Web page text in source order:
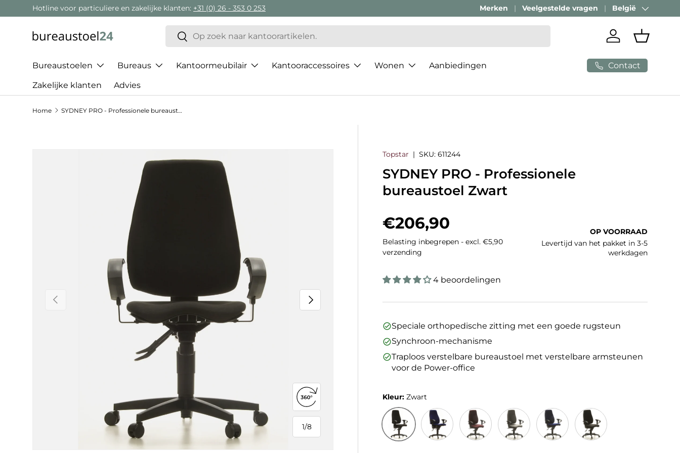
Ga naar inhoud
Hotline voor particuliere en zakelijke klanten: +31 (0) 26 - 353 0 253 Merken Veelgestelde vragen Land/Regio
België
Zoeken
Zoeken
InloggenMandje
Bureaustoelen Bureaus Kantoormeubilair Kantooraccessoires Wonen Aanbiedingen
Zakelijke klanten Advies
Contact
Home SYDNEY PRO - Professionele bureaustoel
Ga direct naar productinformatie
Vorige
1/
van
8
Volgende
360°-weergave openen
Topstar |SKU: 611244
SYDNEY PRO - Professionele
bureaustoel Zwart
Reguliere prijs
€206,90
Belasting inbegrepen - excl. €5,90
verzending
OP VOORRAAD
Levertijd van het pakket in 3-5
werkdagen
4 beoordelingen
Speciale orthopedische zitting met een goede rugsteun
Synchroon-mechanisme
Traploos verstelbare bureaustoel met verstelbare armsteunen
voor de Power-office
Kleur:Zwart
Zwart